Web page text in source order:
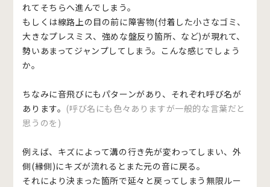
れてそちらへ進んでしまう。
もしくは線路上の目の前に障害物(付着した小さなゴミ、
大きなプレスミス、強めな盤反り箇所、など)が現れて、
勢いあまってジャンプしてしまう。こんな感じでしょう
か。
ちなみに音飛びにもパターンがあり、それぞれ呼び名が
あります。 (呼び名にも色々ありますが一般的な言葉だと
思うのを)
例えば、キズによって溝の行き先が変わってしまい、外
側(縁側)にキズが流れるとまた元の音に戻る。
それにより決まった箇所で延々と戻ってしまう無限ルー